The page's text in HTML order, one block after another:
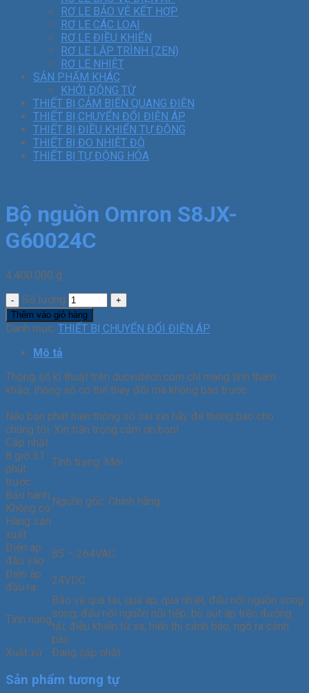
RƠ LE BẢO VỆ KẾT HỢP
RƠ LE CÁC LOẠI
RƠ LE ĐIỀU KHIỂN
RƠ LE LẬP TRÌNH (ZEN)
RƠ LE NHIỆT
SẢN PHẨM KHÁC
KHỞI ĐỘNG TỪ
THIẾT BỊ CẢM BIẾN QUANG ĐIỆN
THIẾT BỊ CHUYỂN ĐỔI ĐIỆN ÁP
THIẾT BỊ ĐIỀU KHIỂN TỰ ĐỘNG
THIẾT BỊ ĐO NHIỆT ĐỘ
THIẾT BỊ TỰ ĐỘNG HÓA
Bộ nguồn Omron S8JX-
G60024C
4.400.000 ₫
Số lượng
Thêm vào giỏ hàng
Danh mục: THIẾT BỊ CHUYỂN ĐỔI ĐIỆN ÁP
Mô tả
Thông số kĩ thuật trên ducvutech.com chỉ mang tính tham
khảo, thông số có thể thay đổi mà không báo trước.
Nếu bạn phát hiện thông số sai xin hãy để thông báo cho
chúng tôi. Xin trân trọng cảm ơn bạn!
Cập nhật:
8 giờ 51
phút
trước
Tình trạng: Mới
Bảo hành:
Không có
Nguồn gốc: Chính hãng
Hãng sản
xuất
Điện áp
đầu vào
85 – 264VAC
Điện áp
đầu ra
24VDC
Tính năng
Bảo vệ quá tải, quá áp, quá nhiệt, đấu nối nguồn song
song, đấu nối nguồn nối tiếp, bù sụt áp trên đường
tải, điều khiển từ xa, hiển thị cảnh báo, ngõ ra cảnh
báo
Xuất xứ
Đang cập nhật
Sản phẩm tương tự